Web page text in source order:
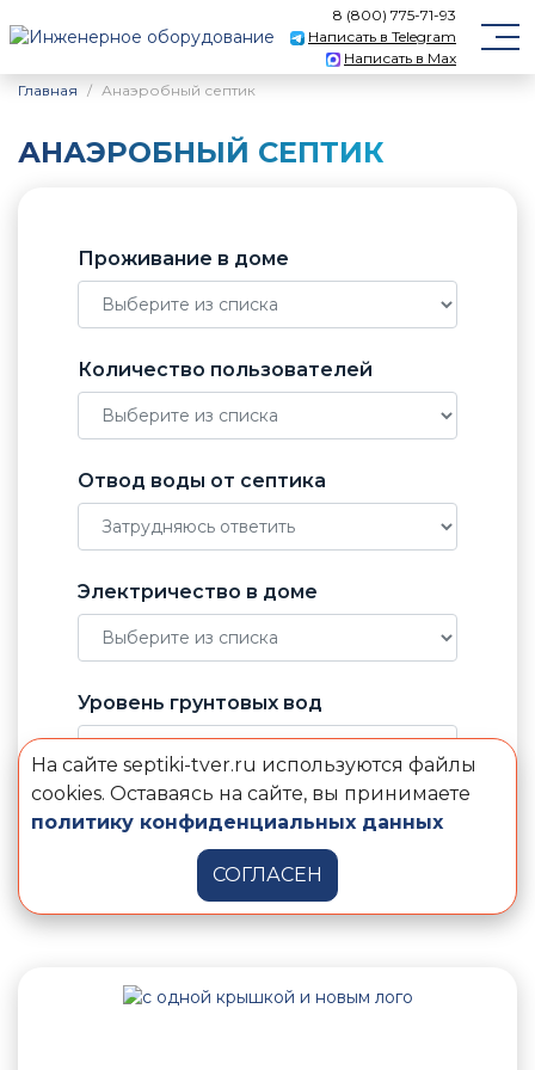
8 (800) 775-71-93
Написать в Telegram
Написать в Max
Главная
Анаэробный септик
АНАЭРОБНЫЙ СЕПТИК
Проживание в доме
Количество пользователей
Отвод воды от септика
Электричество в доме
Уровень грунтовых вод
Подобрать септик
На сайте septiki-tver.ru используются файлы
cookies. Оставаясь на сайте, вы принимаете
политику конфиденциальных данных
СОГЛАСЕН